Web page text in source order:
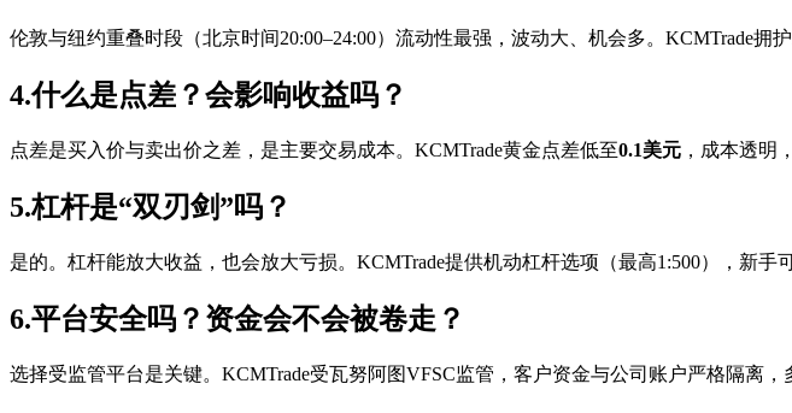
伦敦与纽约重叠时段（北京时间20:00–24:00）流动性最强，波动大、机会多。KCMTrade拥
4.什么是点差？会影响收益吗？
点差是买入价与卖出价之差，是主要交易成本。KCMTrade黄金点差低至0.1美元 ，成本透明
5.杠杆是“双刃剑”吗？
是的。杠杆能放大收益，也会放大亏损。KCMTrade提供机动杠杆选项（最高1:500），新手
6.平台安全吗？资金会不会被卷走？
选择受监管平台是关键。KCMTrade受瓦努阿图VFSC监管，客户资金与公司账户严格隔离，